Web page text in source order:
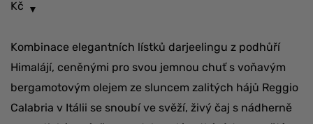
Kč
Kombinace elegantních lístků darjeelingu z podhůří
Himalájí, ceněnými pro svou jemnou chuť s voňavým
bergamotovým olejem ze sluncem zalitých hájů Reggio
Calabria v Itálii se snoubí ve svěží, živý čaj s nádherně